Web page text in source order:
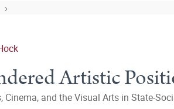
Artistic
Cinema, and the Visual Arts in State-